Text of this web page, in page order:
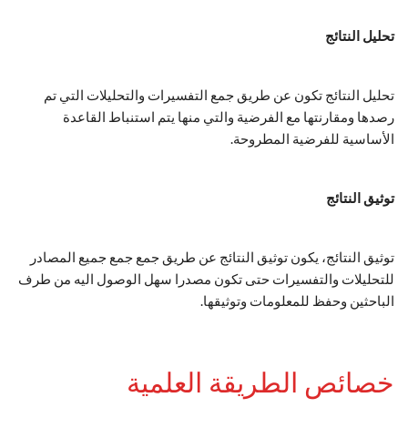
تحليل النتائج
تحليل النتائج تكون عن طريق جمع التفسيرات والتحليلات التي تم
رصدها ومقارنتها مع الفرضية والتي منها يتم استنباط القاعدة
الأساسية للفرضية المطروحة.
توثيق النتائج
توثيق النتائج، يكون توثيق النتائج عن طريق جمع جمع جميع المصادر
للتحليلات والتفسيرات حتى تكون مصدرا سهل الوصول اليه من طرف
الباحثين وحفظ للمعلومات وتوثيقها.
خصائص الطريقة العلمية